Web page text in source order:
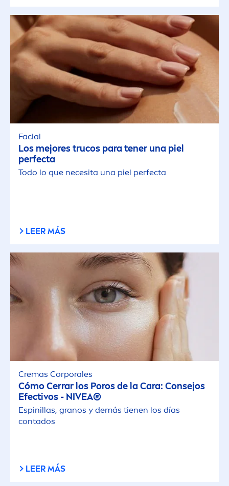
Facial
Los mejores trucos para tener una piel
perfecta
Todo lo que necesita una piel perfecta
LEER MÁS
Cremas Corporales
Cómo Cerrar los Poros de la Cara: Consejos
Efectivos - NIVEA®
Espinillas, granos y demás tienen los días
contados
LEER MÁS